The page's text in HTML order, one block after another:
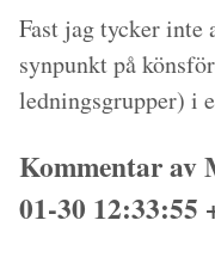
Fast jag tycker inte
synpunkt på
ledningsgrupper) i
Kommentar av
01-30 12:33:55